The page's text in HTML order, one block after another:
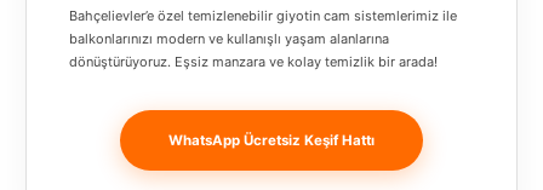
Bahçelievler’e özel temizlenebilir giyotin cam sistemlerimiz ile
balkonlarınızı modern ve kullanışlı yaşam alanlarına
dönüştürüyoruz. Eşsiz manzara ve kolay temizlik bir arada!
WhatsApp Ücretsiz Keşif Hattı
Bingöl
Bitlis
Bosnia and
Herzegovina